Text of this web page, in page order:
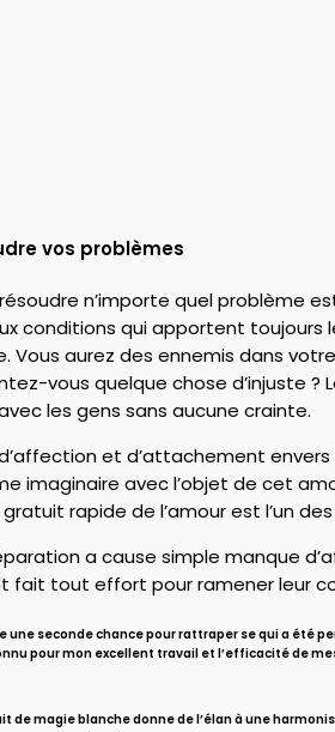
vos problèmes
n’importe quel problème
conditions qui apportent
Vous aurez des ennemis dans
vous quelque chose d’injuste
les gens sans aucune crainte.
et d’attachement
imaginaire avec l’objet de cet
rapide de l’amour est l’un
a cause simple manque
fait tout effort pour ramener leur
une seconde chance pour rattraper se qui a été
pour mon excellent travail et l’efficacité de
de magie blanche donne de l’élan à une